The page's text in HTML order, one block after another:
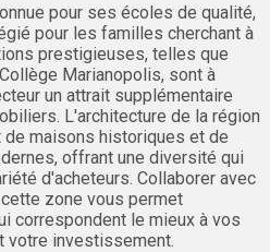
pour ses écoles de qualité,
pour les familles cherchant à
prestigieuses, telles que
Marianopolis, sont à
un attrait supplémentaire
L'architecture de la région
de maisons historiques et de
offrant une diversité qui
d'acheteurs. Collaborer avec
zone vous permet
correspondent le mieux à vos
votre investissement.